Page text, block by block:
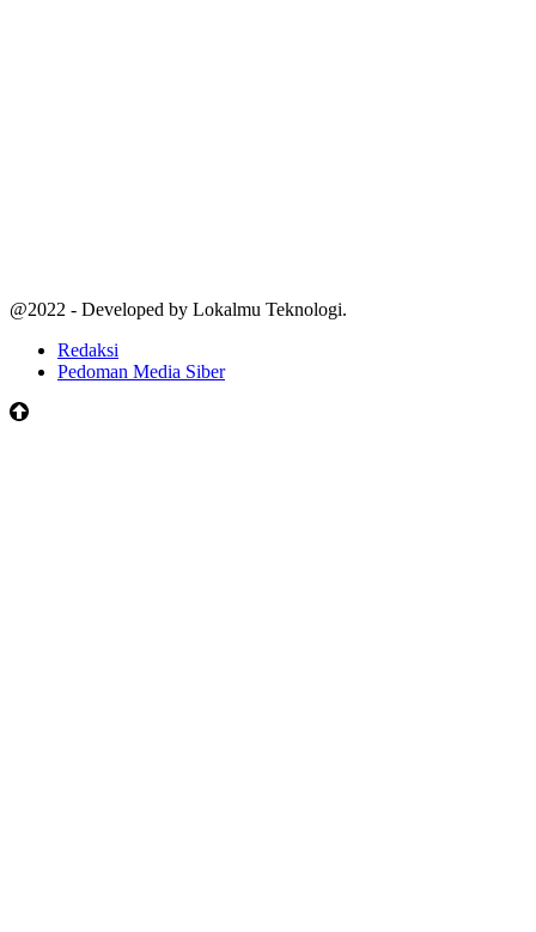
@2022 - Developed by Lokalmu Teknologi.
Redaksi
Pedoman Media Siber